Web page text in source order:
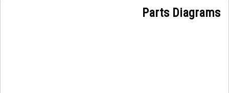
Parts Diagrams